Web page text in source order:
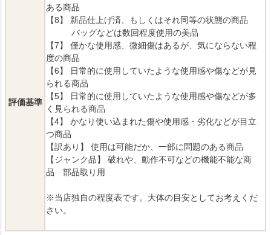
評価基準
ある商品
【8】 新品仕上げ済、もしくはそれ同等の状態の商品
バッグなどは数回程度使用の美品
【7】 僅かな使用感、微細傷はあるが、気にならない程
度の商品
【6】 日常的に使用していたような使用感や傷などが見
られる商品
【5】 日常的に使用していたような使用感や傷などが多
く見られる商品
【4】 かなり使い込まれた傷や使用感・劣化などが目立
つ商品
【訳あり】 使用は可能だか、一部に問題のある商品
【ジャンク品】 破れや、動作不可などの機能不能な商
品 部品取り用
※当店独自の程度表です。大体の目安としてお考えくだ
さい。